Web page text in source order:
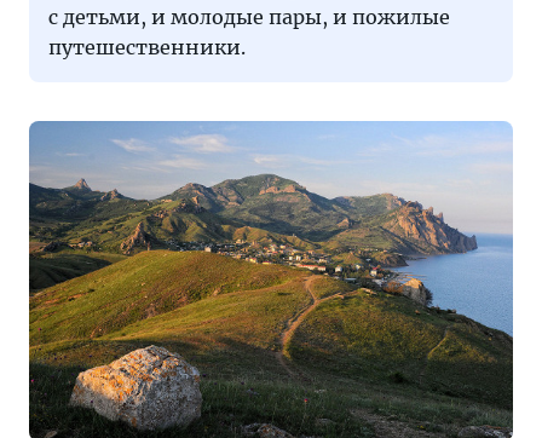
этом
конечно
же,
море.
с детьми, и молодые пары, и пожилые
путешественники.